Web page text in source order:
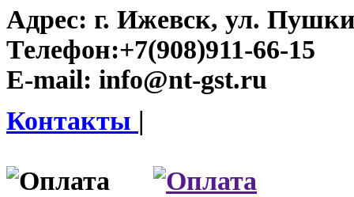
Адрес: г. Ижевск, ул.
Телефон:+7(908)911-66-15
E-mail: info@nt-gst.ru
Контакты |